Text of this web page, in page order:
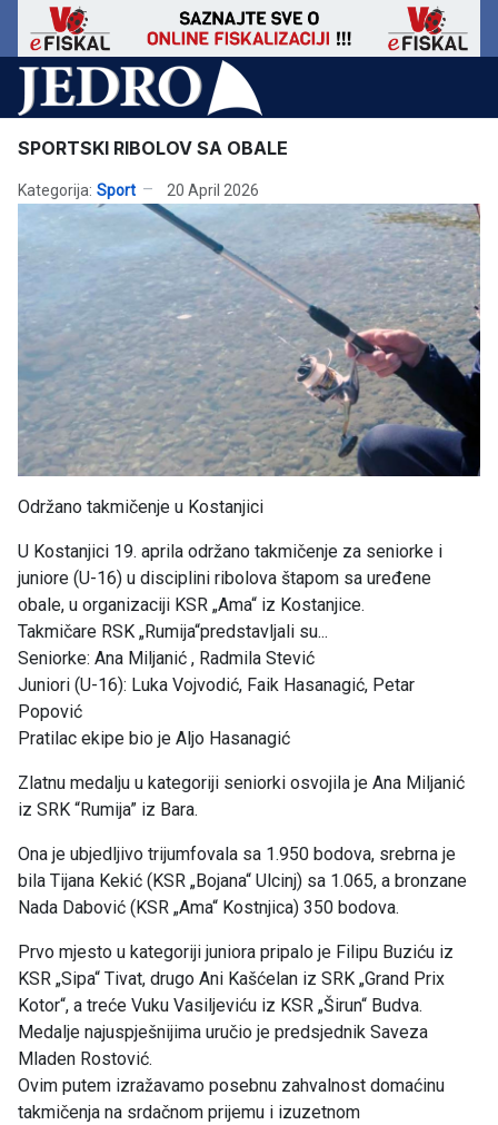
SPORTSKI RIBOLOV SA OBALE
Kategorija: Sport 20 April 2026
Održano takmičenje u Kostanjici
U Kostanjici 19. aprila održano takmičenje za seniorke i
juniore (U-16) u disciplini ribolova štapom sa uređene
obale, u organizaciji KSR „Ama“ iz Kostanjice.
Takmičare RSK „Rumija“predstavljali su...
Seniorke: Ana Miljanić , Radmila Stević
Juniori (U-16): Luka Vojvodić, Faik Hasanagić, Petar
Popović
Pratilac ekipe bio je Aljo Hasanagić
Zlatnu medalju u kategoriji seniorki osvojila je Ana Miljanić
iz SRK “Rumija” iz Bara.
Ona je ubjedljivo trijumfovala sa 1.950 bodova, srebrna je
bila Tijana Kekić (KSR „Bojana“ Ulcinj) sa 1.065, a bronzane
Nada Dabović (KSR „Ama“ Kostnjica) 350 bodova.
Prvo mjesto u kategoriji juniora pripalo je Filipu Buziću iz
KSR „Sipa“ Tivat, drugo Ani Kašćelan iz SRK „Grand Prix
Kotor“, a treće Vuku Vasiljeviću iz KSR „Širun“ Budva.
Medalje najuspješnijima uručio je predsjednik Saveza
Mladen Rostović.
Ovim putem izražavamo posebnu zahvalnost domaćinu
takmičenja na srdačnom prijemu i izuzetnom